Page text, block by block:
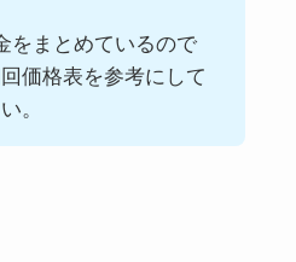
をまとめているので
価格表を参考にして
。